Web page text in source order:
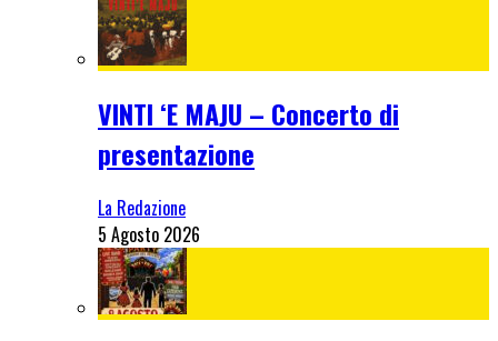
VINTI ‘E MAJU – Concerto di
presentazione
La Redazione
5 Agosto 2026